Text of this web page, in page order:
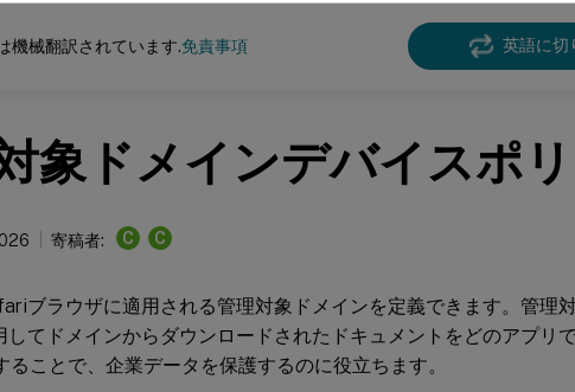
機械翻訳されています.免責事項 英語に切
象ドメインデバイスポ
寄稿者: C C
ブラウザに適用される管理対象ドメインを定義できます。管理対
てドメインからダウンロードされたドキュメントをどのアプリ
ることで、企業データを保護するのに役立ちます。